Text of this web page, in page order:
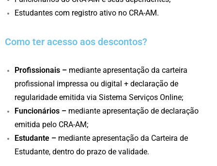
Estudantes com registro ativo no CRA-AM.
Como ter acesso aos descontos?
Profissionais – mediante apresentação da carteira
profissional impressa ou digital + declaração de
regularidade emitida via Sistema Serviços Online;
Funcionários – mediante apresentação de declaração
emitida pelo CRA-AM;
Estudante – mediante apresentação da Carteira de
Estudante, dentro do prazo de validade.